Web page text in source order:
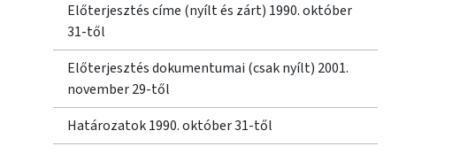
Előterjesztés címe (nyílt és zárt) 1990. október
31-től
Előterjesztés dokumentumai (csak nyílt) 2001.
november 29-től
Határozatok 1990. október 31-től